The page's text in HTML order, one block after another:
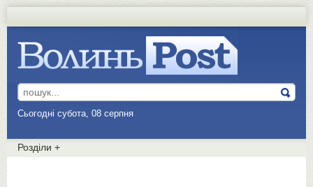
Сьогодні субота, 08 серпня
Розділи +